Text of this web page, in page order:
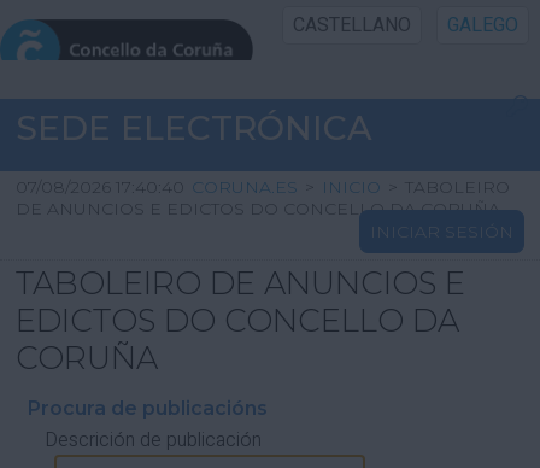
CASTELLANO GALEGO
INICIO SEDE
INICIO
INFORMACIÓN PÚBLICA
CARTAFOL CIDADÁN
AXUDA
SEDE ELECTRÓNICA
07/08/2026 17:40:40 CORUNA.ES > INICIO > TABOLEIRO
DE ANUNCIOS E EDICTOS DO CONCELLO DA CORUÑA
INICIAR SESIÓN
TABOLEIRO DE ANUNCIOS E
EDICTOS DO CONCELLO DA
CORUÑA
Procura de publicacións
Descrición de publicación